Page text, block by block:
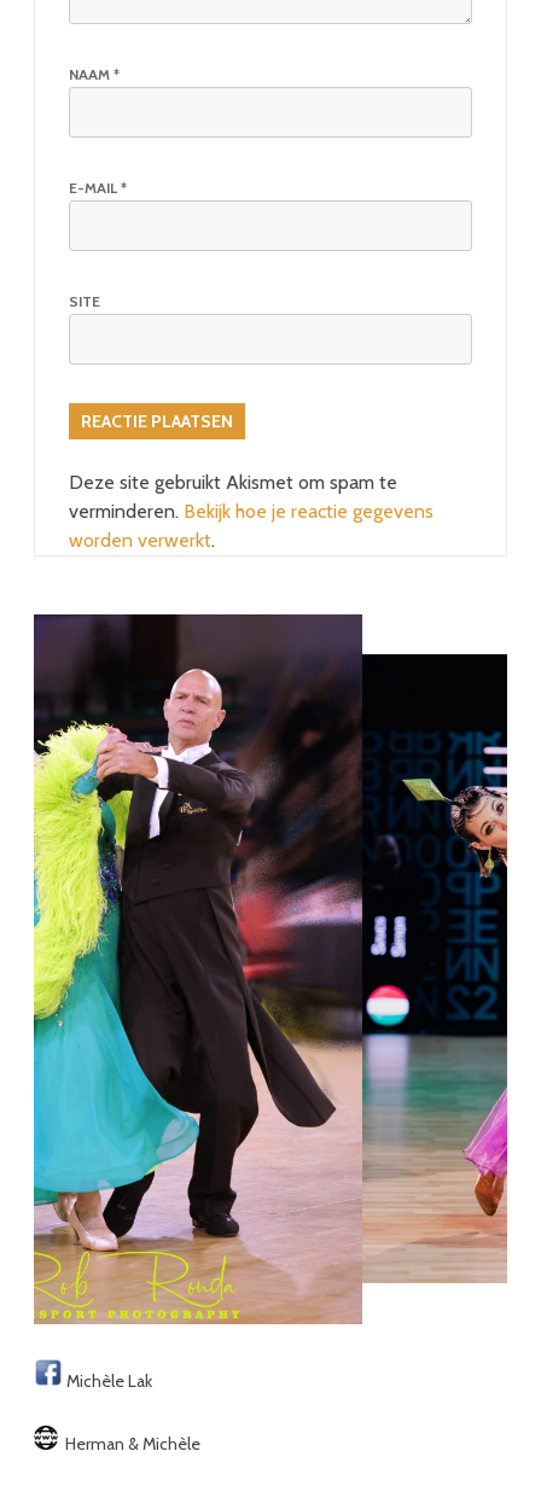
NAAM *
E-MAIL *
SITE
Deze site gebruikt Akismet om spam te
verminderen. Bekijk hoe je reactie gegevens
worden verwerkt.
Michèle Lak
Herman & Michèle